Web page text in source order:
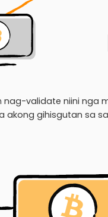
nag-validate niini nga
akong gihisgutan sa